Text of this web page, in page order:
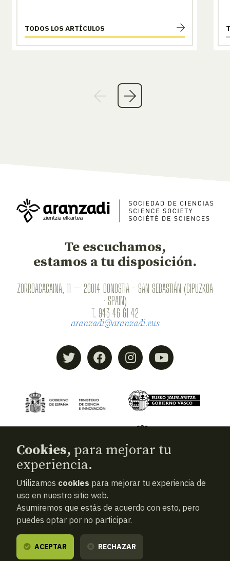
TODOS LOS ARTÍCULOS
Te escuchamos,
estamos a tu disposición.
ZORROAGAGAINA, 11 — 20014 DONOSTIA - SAN SEBASTIÁN (GIPUZKOA
· SPAIN)
T. 943 46 61 42
aranzadi@aranzadi.eus
© 2026Aranzadi — Zientzia elkartea
Términos y condiciones
Política de privacidad
Cookies, para mejorar tu
experiencia.
Utilizamos cookies para mejorar tu experiencia de
uso en nuestro sitio web.
Asumiremos que estás de acuerdo con esto, pero
puedes optar por no participar.
ACEPTAR RECHAZAR